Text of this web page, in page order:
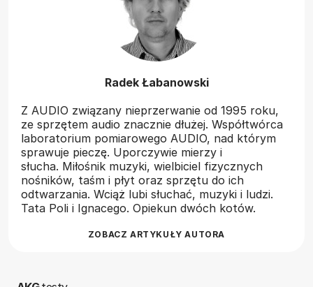
Radek Łabanowski
Z AUDIO związany nieprzerwanie od 1995 roku,
ze sprzętem audio znacznie dłużej. Współtwórca
laboratorium pomiarowego AUDIO, nad którym
sprawuje pieczę. Uporczywie mierzy i
słucha. Miłośnik muzyki, wielbiciel fizycznych
nośników, taśm i płyt oraz sprzętu do ich
odtwarzania. Wciąż lubi słuchać, muzyki i ludzi.
Tata Poli i Ignacego. Opiekun dwóch kotów.
ZOBACZ ARTYKUŁY AUTORA